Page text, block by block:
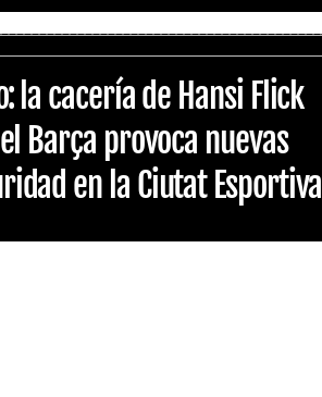
la cacería de Hansi Flick
Barça provoca nuevas
en la Ciutat Esportiva